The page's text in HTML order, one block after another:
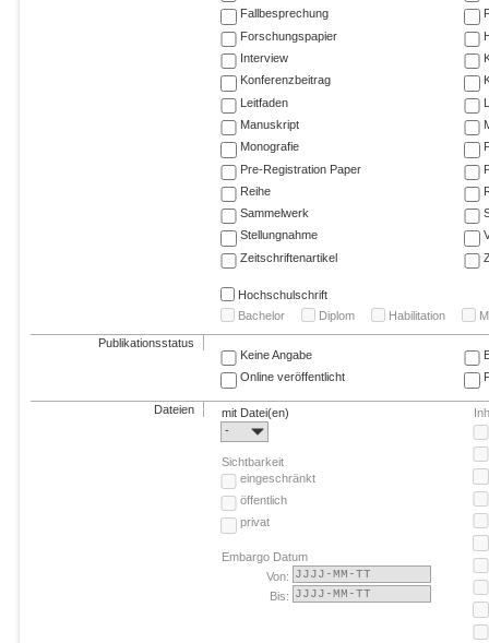
Fallbesprechung
Forschungspapier
Interview
Konferenzbeitrag
Leitfaden
Manuskript
Monografie
Pre-Registration Paper
Reihe
Sammelwerk
Stellungnahme
Zeitschriftenartikel
Hochschulschrift
Bachelor
Diplom Habilitation
Publikationsstatus
Keine Angabe
Online veröffentlicht
Dateien
mit Datei(en)
-
Sichtbarkeit
eingeschränkt
öffentlich
privat
Embargo Datum
Von:
Bis: